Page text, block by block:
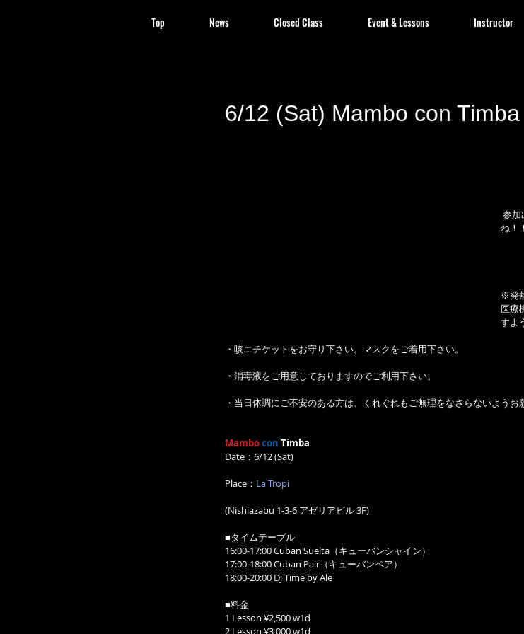
Top News Closed Class Event & Lessons Instructor
6/12 (Sat) Mambo con
ね！！
※発
医療
すよ
・咳エチケットをお守り下さい。マスクをご着用下さい。
・消毒液をご用意しておりますのでご利用下さい。
・当日体調にご不安のある方は、くれぐれもご無理をなさらないようお
Mambocon Timba
Date：6/12 (Sat)
Place： La Tropi
(Nishiazabu 1-3-6 アゼリアビル 3F)
■タイムテーブル
16:00-17:00 Cuban Suelta（キューバンシャイン）
17:00-18:00 Cuban Pair（キューバンペア）
18:00-20:00 Dj Time by Ale
■料金
1 Lesson ¥2,500 w1d
2 Lesson ¥3,000 w1d